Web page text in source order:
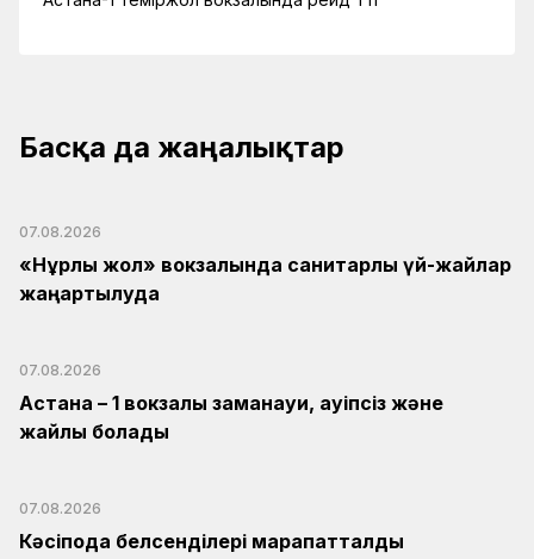
Басқа да жаңалықтар
07.08.2026
«Нұрлы жол» вокзалында санитарлық үй-жайлар
жаңартылуда
07.08.2026
Астана – 1 вокзалы заманауи, қауіпсіз және
жайлы болады
07.08.2026
Кәсіподақ белсенділері марапатталды